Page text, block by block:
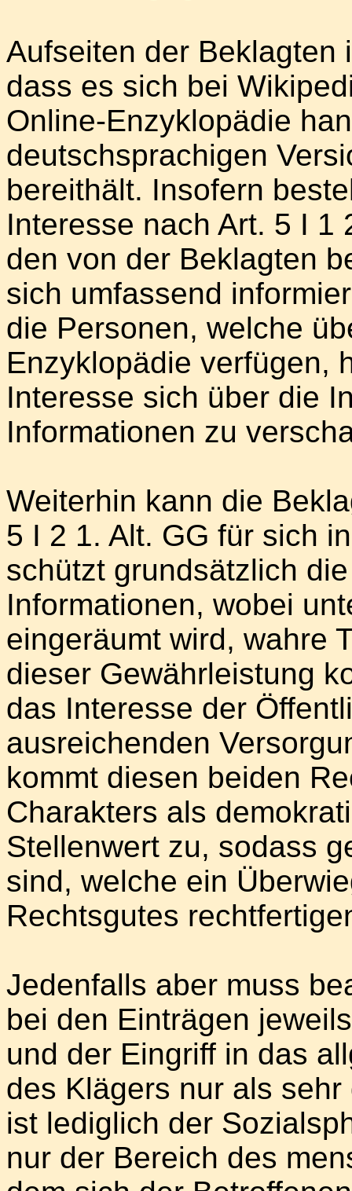
Aufseiten der Beklagten
dass es sich bei
Online-Enzyklopädie
deutschsprachigen
bereithält. Insofern
Interesse nach Art. 5 I 1
den von der Beklagten
sich umfassend
die Personen, welche
Enzyklopädie verfügen,
Interesse sich über die
Informationen zu
Weiterhin kann die
5 I 2 1. Alt. GG für sich
schützt grundsätzlich
Informationen, wobei
eingeräumt wird, wahre
dieser Gewährleistung
das Interesse der
ausreichenden
kommt diesen beiden
Charakters als
Stellenwert zu, sodass
sind, welche ein
Rechtsgutes
Jedenfalls aber muss
bei den Einträgen
und der Eingriff in das
des Klägers nur als
ist lediglich der
nur der Bereich des